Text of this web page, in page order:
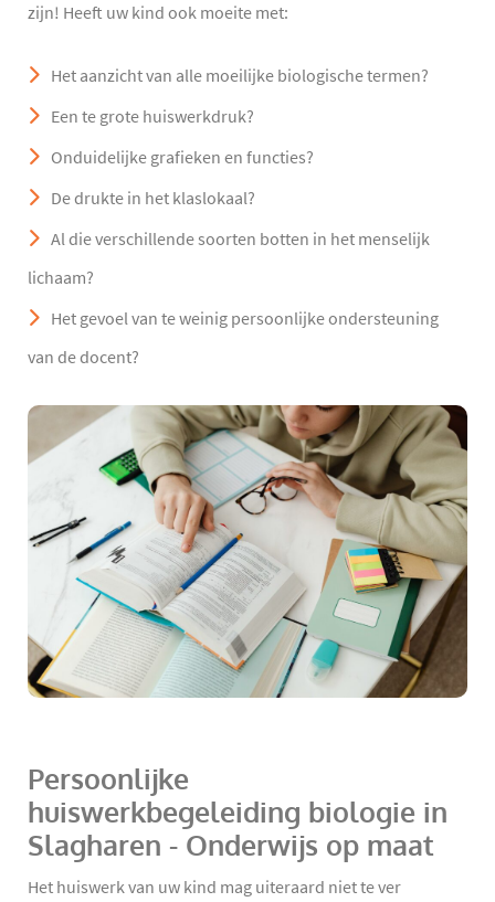
zijn! Heeft uw kind ook moeite met:
Het aanzicht van alle moeilijke biologische termen?
Een te grote huiswerkdruk?
Onduidelijke grafieken en functies?
De drukte in het klaslokaal?
Al die verschillende soorten botten in het menselijk
lichaam?
Het gevoel van te weinig persoonlijke ondersteuning
van de docent?
Persoonlijke
huiswerkbegeleiding biologie in
Slagharen - Onderwijs op maat
Het huiswerk van uw kind mag uiteraard niet te ver